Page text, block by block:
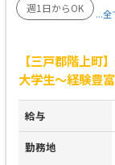
週1日からOK
...全
【三戸郡階上町
大学生～経験豊
給与
勤務地